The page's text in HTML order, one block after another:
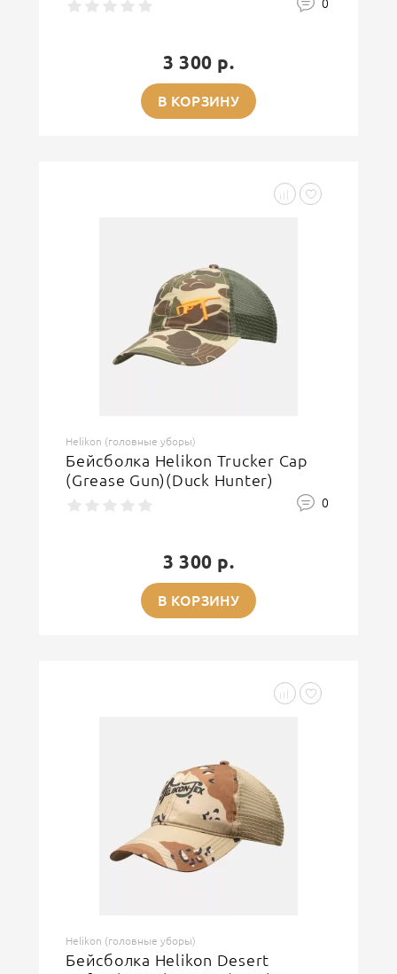
0
3 300 р.
В КОРЗИНУ
Helikon (головные уборы)
Бейсболка Helikon Trucker Cap
(Grease Gun)(Duck Hunter)
0
3 300 р.
В КОРЗИНУ
Helikon (головные уборы)
Бейсболка Helikon Desert